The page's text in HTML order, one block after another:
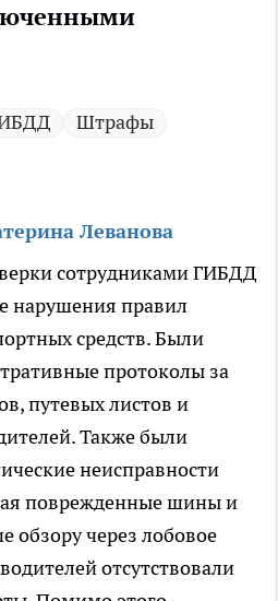
Штрафы
Леванова
сотрудниками ГИБДД
нарушения правил
средств. Были
протоколы за
путевых листов и
Также были
неисправности
поврежденные шины и
через лобовое
отсутствовали